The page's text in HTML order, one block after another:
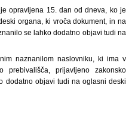
opravljena 15. dan od dneva, ko je
organa, ki vroča dokument, in na
se lahko dodatno objavi tudi na
naznanilom naslovniku, ki ima v
prijavljeno zakonsko
dodatno objavi tudi na oglasni deski